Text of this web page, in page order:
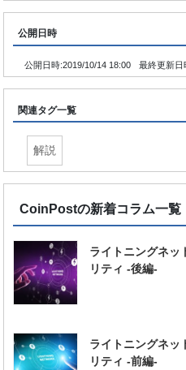
公開日時
公開日時:2019/10/14 18:00 最終更新日
関連タグ一覧
解説
CoinPostの新着コラム一覧
ライトニングネッ
リティ -後編-
ライトニングネッ
リティ -前編-